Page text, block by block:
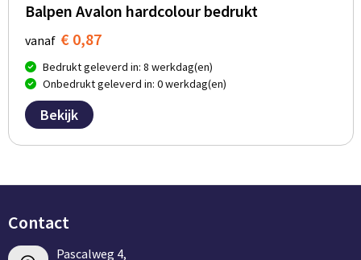
Balpen Avalon hardcolour bedrukt
vanaf € 0,87
Bedrukt geleverd in: 8 werkdag(en)
Onbedrukt geleverd in: 0 werkdag(en)
Bekijk
Contact
Pascalweg 4,